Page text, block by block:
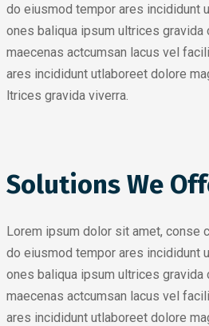
do eiusmod tempor ares incididunt
ones baliqua ipsum ultrices gravida
maecenas actcumsan lacus vel
ares incididunt utlaboreet dolore
ltrices gravida viverra.
Solutions We
Lorem ipsum dolor sit amet, conse
do eiusmod tempor ares incididunt
ones baliqua ipsum ultrices gravida
maecenas actcumsan lacus vel
ares incididunt utlaboreet dolore